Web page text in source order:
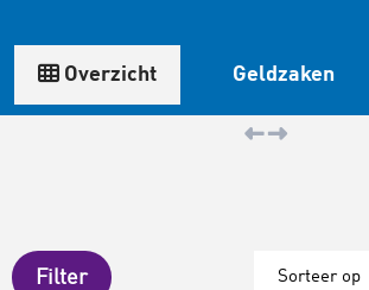
Overzicht Geldzaken
Filter Sorteer op